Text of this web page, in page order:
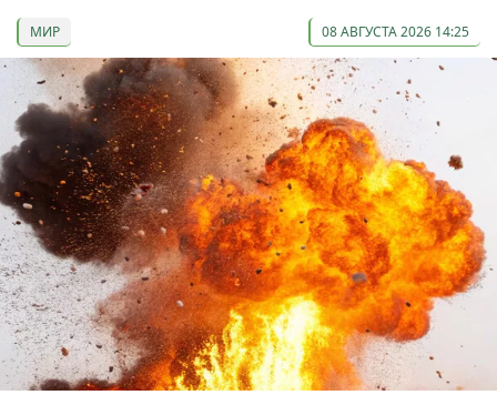
МИР 08 АВГУСТА 2026 14:25